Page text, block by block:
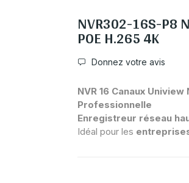
NVR302-16S-P8
POE H.265 4K
Donnez votre avis
NVR 16 Canaux
Professionnelle
Enregistreur réseau
Idéal pour les